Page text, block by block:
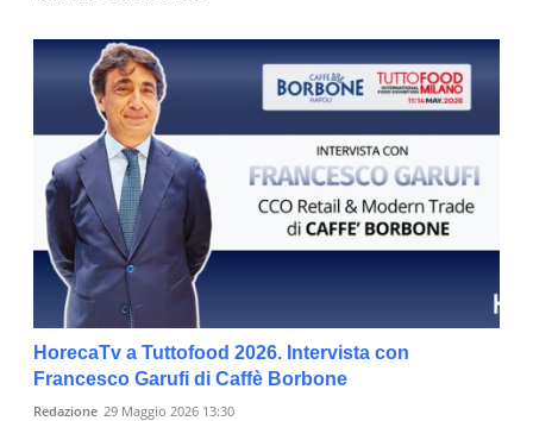
HorecaTv a Tuttofood 2026. Intervista con
Francesco Garufi di Caffè Borbone
Redazione 29 Maggio 2026 13:30